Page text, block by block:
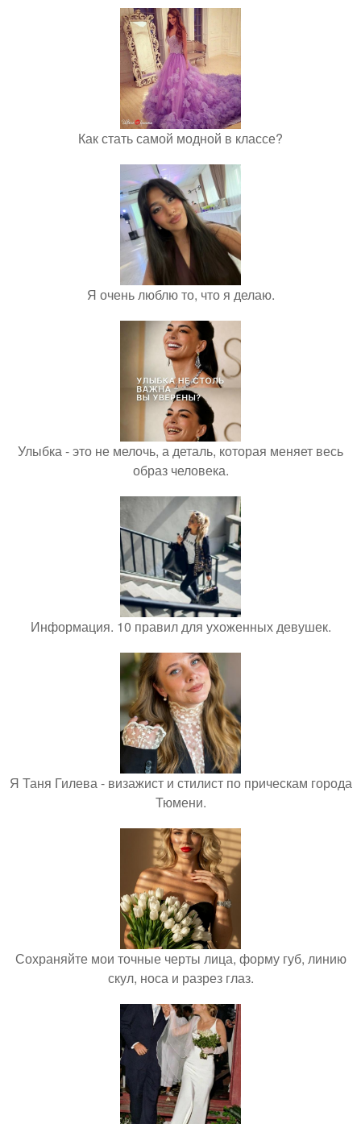
Как стать самой модной в классе?
Я очень люблю то, что я делаю.
Улыбка - это не мелочь, а деталь, которая меняет весь
образ человека.
Информация. 10 правил для ухоженных девушек.
Я Таня Гилева - визажист и стилист по прическам города
Тюмени.
Сохраняйте мои точные черты лица, форму губ, линию
скул, носа и разрез глаз.